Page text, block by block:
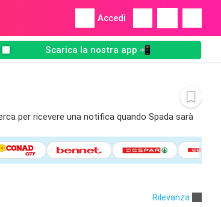
Accedi
Scarica la nostra app 📲
per ricevere una notifica quando Spada sarà
Rilevanza